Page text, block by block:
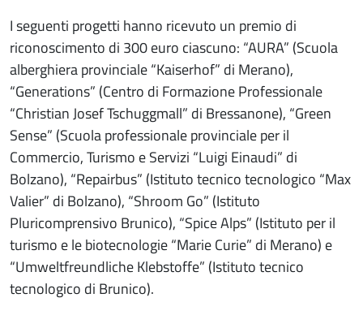
I seguenti progetti hanno ricevuto un premio di
riconoscimento di 300 euro ciascuno: “AURA” (Scuola
alberghiera provinciale “Kaiserhof” di Merano),
“Generations” (Centro di Formazione Professionale
“Christian Josef Tschuggmall” di Bressanone), “Green
Sense” (Scuola professionale provinciale per il
Commercio, Turismo e Servizi “Luigi Einaudi” di
Bolzano), “Repairbus” (Istituto tecnico tecnologico “Max
Valier” di Bolzano), “Shroom Go” (Istituto
Pluricomprensivo Brunico), “Spice Alps” (Istituto per il
turismo e le biotecnologie “Marie Curie” di Merano) e
“Umweltfreundliche Klebstoffe” (Istituto tecnico
tecnologico di Brunico).